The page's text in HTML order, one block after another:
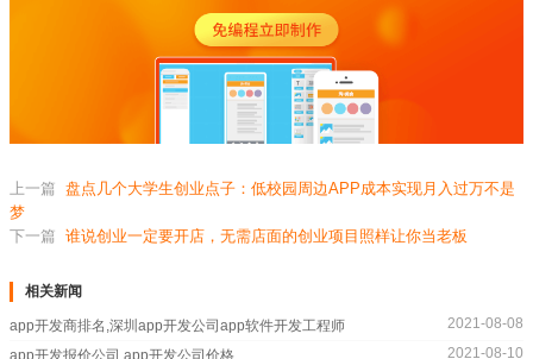
上一篇 盘点几个大学生创业点子：低校园周边APP成本实现月入过万不是
梦
下一篇 谁说创业一定要开店，无需店面的创业项目照样让你当老板
相关新闻
app开发商排名,深圳app开发公司app软件开发工程师
2021-08-08
2021-08-10